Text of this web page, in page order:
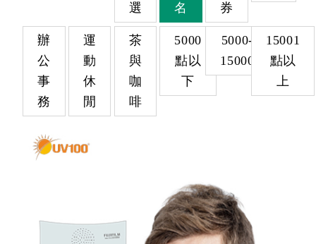
選
名
券
辦
公
事
務
運
動
休
閒
茶
與
咖
啡
5000
點以
下
5000-
15000
15001
點以
上